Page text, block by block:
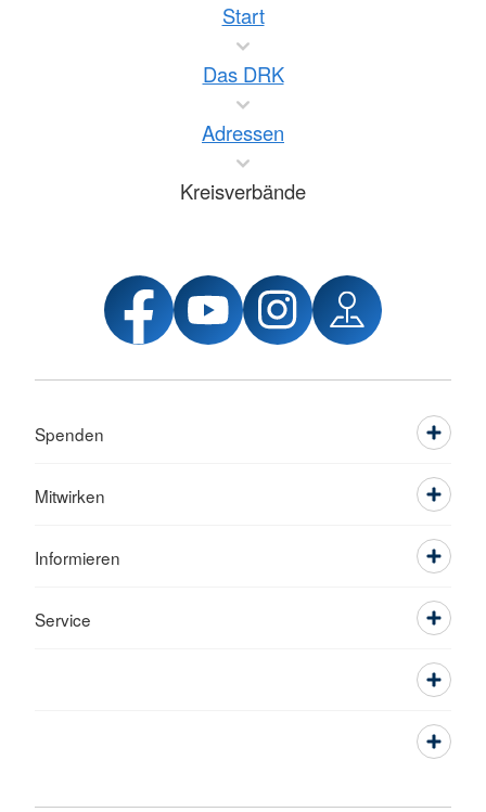
Start
Das DRK
Adressen
Kreisverbände
Spenden
Mitwirken
Informieren
Service